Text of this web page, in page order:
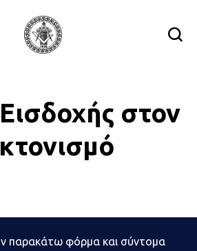
στον
παρακάτω φόρμα και σύντομα